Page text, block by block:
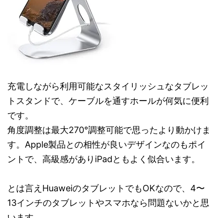
充電しながら利用可能なスタイリッシュなタブレッ
トスタンドで、ケーブルを通すホールが何気に便利
です。
角度調整は最大270°調整可能で思ったより動かけま
す。Apple製品との相性が良いデザインなのもポイ
ントで、高級感がありiPadともよく似合います。
とは言えHuaweiのタブレットでもOKなので、4〜
13インチのタブレットやスマホなら問題ないかと思